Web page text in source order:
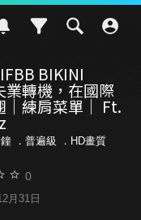
BIKINI
業轉機，在國際
｜練肩菜單｜ Ft.
． 普遍級 ．HD畫質
0
月31日